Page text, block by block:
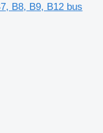
B8, B9, B12 bus